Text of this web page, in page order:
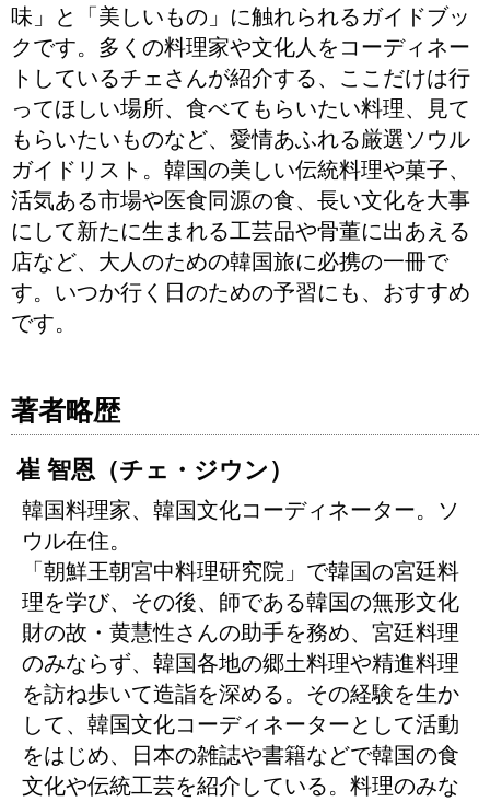
味」と「美しいもの」に触れられるガイドブッ
クです。多くの料理家や文化人をコーディネー
トしているチェさんが紹介する、ここだけは行
ってほしい場所、食べてもらいたい料理、見て
もらいたいものなど、愛情あふれる厳選ソウル
ガイドリスト。韓国の美しい伝統料理や菓子、
活気ある市場や医食同源の食、長い文化を大事
にして新たに生まれる工芸品や骨董に出あえる
店など、大人のための韓国旅に必携の一冊で
す。いつか行く日のための予習にも、おすすめ
です。
著者略歴
崔 智恩（チェ・ジウン）
韓国料理家、韓国文化コーディネーター。ソ
ウル在住。
「朝鮮王朝宮中料理研究院」で韓国の宮廷料
理を学び、その後、師である韓国の無形文化
財の故・黄慧性さんの助手を務め、宮廷料理
のみならず、韓国各地の郷土料理や精進料理
を訪ね歩いて造詣を深める。その経験を生か
して、韓国文化コーディネーターとして活動
をはじめ、日本の雑誌や書籍などで韓国の食
文化や伝統工芸を紹介している。料理のみな